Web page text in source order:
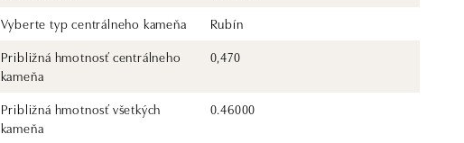
Vyberte typ centrálneho kameňa
Rubín
Približná hmotnosť centrálneho
kameňa
0,470
Približná hmotnosť všetkých
kameňa
0.46000